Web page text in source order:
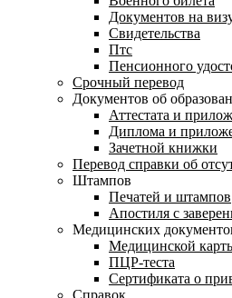
Документов на
Свидетельства
Птс
Пенсионного
Срочный перевод
Документов об
Аттестата и
Диплома и
Зачетной книжки
Перевод справки об
Штампов
Печатей и штампов
Апостиля с
Медицинских
Медицинской
ПЦР-теста
Сертификата о
Справок